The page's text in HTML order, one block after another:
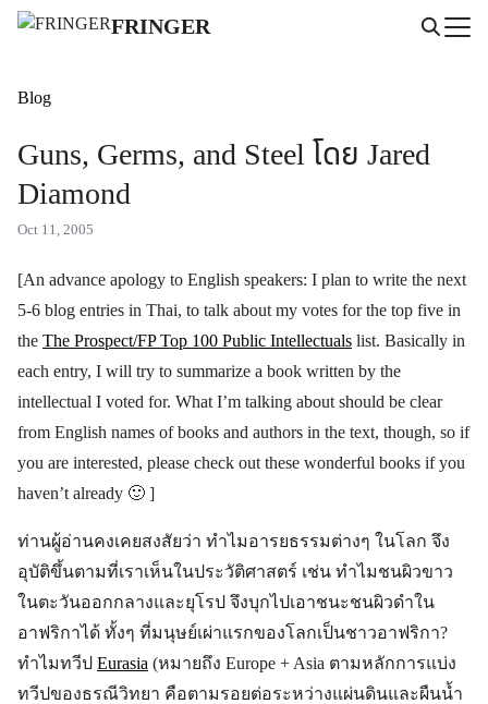
Skip
FRINGER
for:
Blog
Guns, Germs, and Steel โดย Jared
Diamond
Oct 11, 2005
[An advance apology to English speakers: I plan to write the next
5-6 blog entries in Thai, to talk about my votes for the top five in
the The Prospect/FP Top 100 Public Intellectuals list. Basically in
each entry, I will try to summarize a book written by the
intellectual I voted for. What I’m talking about should be clear
from English names of books and authors in the text, though, so if
you are interested, please check out these wonderful books if you
haven’t already 🙂 ]
ท่านผู้อ่านคงเคยสงสัยว่า ทำไมอารยธรรมต่างๆ ในโลก จึง
อุบัติขึ้นตามที่เราเห็นในประวัติศาสตร์ เช่น ทำไมชนผิวขาว
ในตะวันออกกลางและยุโรป จึงบุกไปเอาชนะชนผิวดำใน
อาฟริกาได้ ทั้งๆ ที่มนุษย์เผ่าแรกของโลกเป็นชาวอาฟริกา?
ทำไมทวีป Eurasia (หมายถึง Europe + Asia ตามหลักการแบ่ง
ทวีปของธรณีวิทยา คือตามรอยต่อระหว่างแผ่นดินและผืนน้ำ